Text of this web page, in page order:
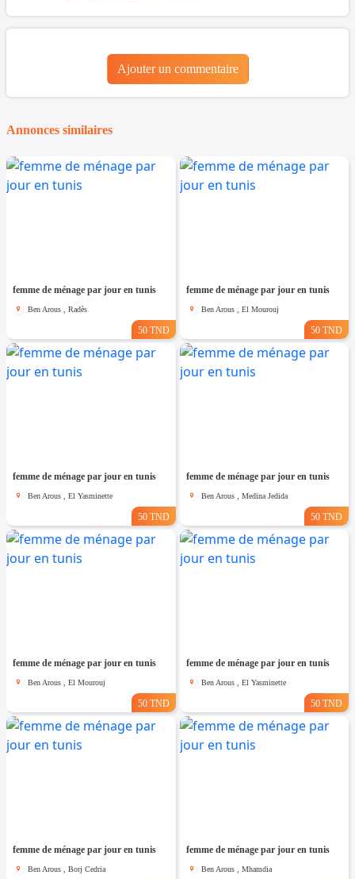
Ajouter un commentaire
Annonces similaires
femme de ménage par jour en tunis
Ben Arous , Radès
50 TND
femme de ménage par jour en tunis
Ben Arous , El Mourouj
50 TND
femme de ménage par jour en tunis
Ben Arous , El Yasminette
50 TND
femme de ménage par jour en tunis
Ben Arous , Medina Jedida
50 TND
femme de ménage par jour en tunis
Ben Arous , El Mourouj
50 TND
femme de ménage par jour en tunis
Ben Arous , El Yasminette
50 TND
femme de ménage par jour en tunis
Ben Arous , Borj Cedria
femme de ménage par jour en tunis
Ben Arous , Mhamdia